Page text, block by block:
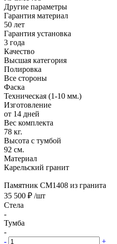
Другие параметры
Гарантия материал
50 лет
Гарантия установка
3 года
Качество
Высшая категория
Полировка
Все стороны
Фаска
Техническая (1-10 мм.)
Изготовление
от 14 дней
Вес комплекта
78 кг.
Высота с тумбой
92 см.
Материал
Карельский гранит
Памятник CM1408 из гранита
35 500 ₽ /шт
Стела
-
Тумба
-
-
+